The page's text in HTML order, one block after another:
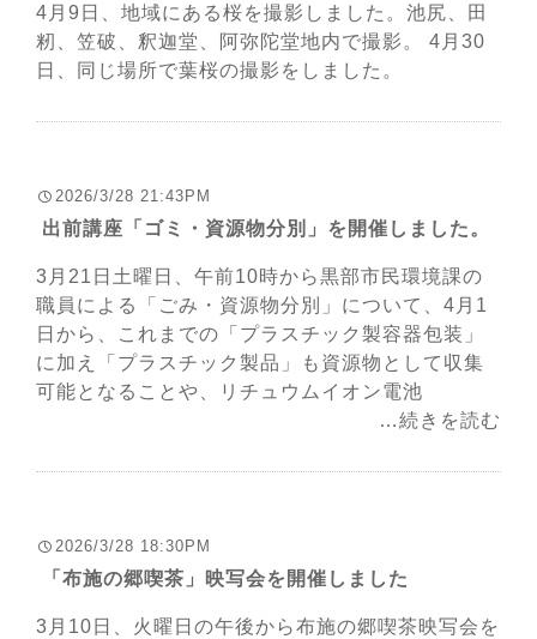
4月9日、地域にある桜を撮影しました。池尻、田
籾、笠破、釈迦堂、阿弥陀堂地内で撮影。 4月30
日、同じ場所で葉桜の撮影をしました。
2026/3/28 21:43PM
出前講座「ゴミ・資源物分別」を開催しました。
3月21日土曜日、午前10時から黒部市民環境課の
職員による「ごみ・資源物分別」について、4月1
日から、これまでの「プラスチック製容器包装」
に加え「プラスチック製品」も資源物として収集
可能となることや、リチュウムイオン電池
…続きを読む
2026/3/28 18:30PM
「布施の郷喫茶」映写会を開催しました
3月10日、火曜日の午後から布施の郷喫茶映写会を